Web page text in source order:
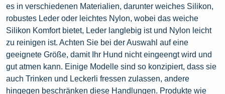
es in verschiedenen Materialien, darunter weiches Silikon,
robustes Leder oder leichtes Nylon, wobei das weiche
Silikon Komfort bietet, Leder langlebig ist und Nylon leicht
zu reinigen ist. Achten Sie bei der Auswahl auf eine
geeignete Größe, damit Ihr Hund nicht eingeengt wird und
gut atmen kann. Einige Modelle sind so konzipiert, dass sie
auch Trinken und Leckerli fressen zulassen, andere
hingegen beschränken diese Handlungen. Produkte wie